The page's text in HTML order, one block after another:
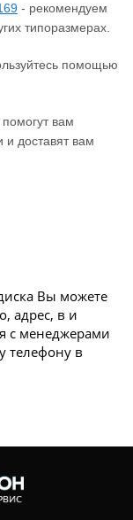
‐ рекомендуем
типоразмерах.
помощью
вам
и доставят вам
Вы можете
адрес, в и
с менеджерами
телефону в